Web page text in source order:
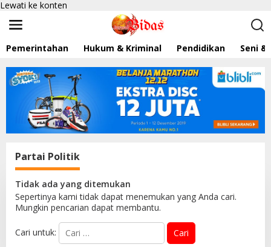
Lewati ke konten
Pemerintahan Hukum & Kriminal Pendidikan Seni &
Partai Politik
Tidak ada yang ditemukan
Sepertinya kami tidak dapat menemukan yang Anda cari.
Mungkin pencarian dapat membantu.
Cari untuk: